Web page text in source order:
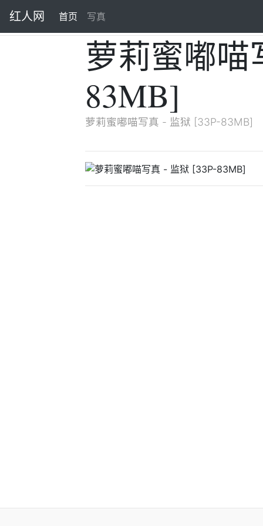
红人网 首页 (current)
写真
萝莉蜜嘟喵
83MB]
萝莉蜜嘟喵写真 - 监狱 [33P-83MB]